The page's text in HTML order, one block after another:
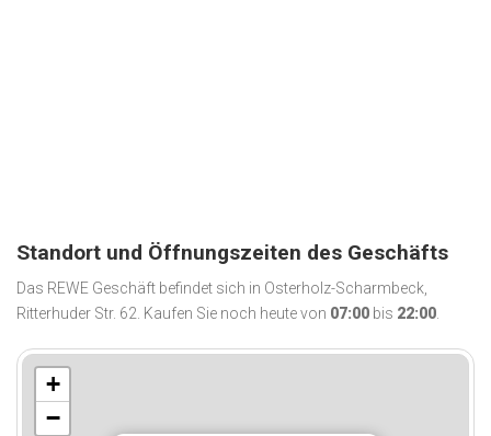
Standort und Öffnungszeiten des Geschäfts
Das REWE Geschäft befindet sich in Osterholz-Scharmbeck,
Ritterhuder Str. 62. Kaufen Sie noch heute von 07:00 bis 22:00.
+
−